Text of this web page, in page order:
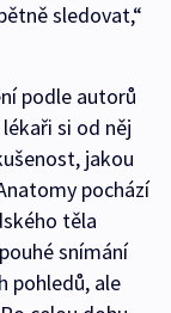
sledovat,“
podle autorů
si od něj
jakou
pochází
těla
snímání
pohledů, ale